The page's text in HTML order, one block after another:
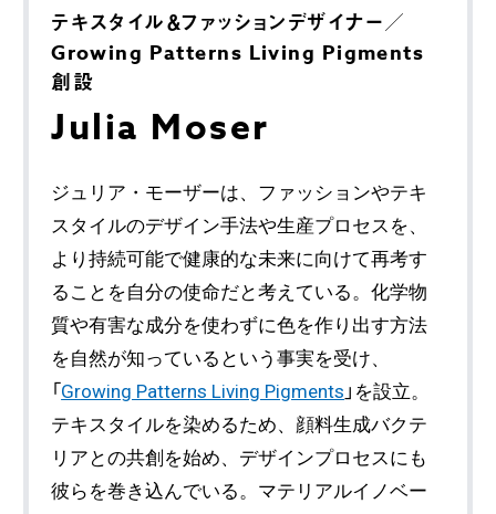
テキスタイル＆ファッションデザイナー／
Growing Patterns Living Pigments
創設
Julia Moser
ジュリア・モーザーは、ファッションやテキ
スタイルのデザイン手法や生産プロセスを、
より持続可能で健康的な未来に向けて再考す
ることを自分の使命だと考えている。化学物
質や有害な成分を使わずに色を作り出す方法
を自然が知っているという事実を受け、
「 Growing Patterns Living Pigments 」を設立。
テキスタイルを染めるため、顔料生成バクテ
リアとの共創を始め、デザインプロセスにも
彼らを巻き込んでいる。マテリアルイノベー